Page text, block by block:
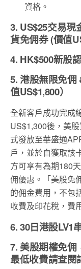
資格。
3. US$25交易現
貨免佣券 (價值
4. HK$500新股
5. 港股無限免佣
值US$1,800）
全新客戶成功完成
US$1,300後，美
式發放至華盛通
戶，並於自獲取該
方可享有為期180
佣優惠。「美股免
的佣金費用，不包
收費及印花稅，費
6. 30日港股LV1
7. 美股期權免佣
最低收費請查閱